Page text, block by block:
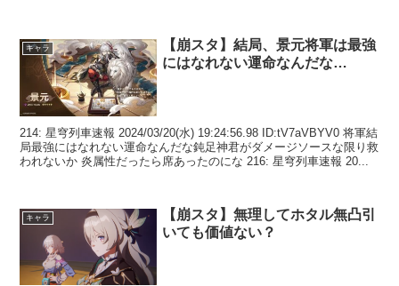
キャラ
【崩スタ】結局、景元将軍は最強
にはなれない運命なんだな…
214: 星穹列車速報 2024/03/20(水) 19:24:56.98 ID:tV7aVBYV0 将軍結
局最強にはなれない運命なんだな鈍足神君がダメージソースな限り救
われないか 炎属性だったら席あったのにな 216: 星穹列車速報 20...
キャラ
【崩スタ】無理してホタル無凸引
いても価値ない？